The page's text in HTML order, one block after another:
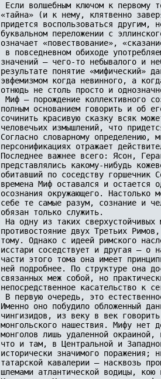
Если волшебным ключом к первому
«тайна» (и к нему, клятвенно
придется воспользоваться
буквальном переложении с
означает «повествование»,
в повседневном обиходе
значений — чего-то небывалого и
результате понятие «мифический»
эвфемизмом когда невинного, а
отнюдь не столь просто и
Миф — порождение коллективного
полным основанием говорить и об
сочинить красивую сказку всяк
человечьих измышлений, что
Согласно словарному определению,
персонификациях отражает
Последнее важнее всего: Ясон,
представлялись какому-нибудь
обитавший по соседству
времена Миф оставался и остается
осознания окружающего. Настолько
себе те самые разум, сознание и
обязан только служить.
На одну из таких
противостояние двух Третьих
тому. Однако с идеей римского
исстари соседствует и другая — о
части этого тома она имеет
ней подробнее. По структуре она
связанных меж собой, но
непосредственное касательство к
В первую очередь, это
Именно оно побудило обложенный
чингизидов, из веку в век
монгольского нашествия. Мифу
монголов лишь удаленной
что и там, в Центральной и
исторически значимого
татарской кавалерии — насквозь
шлемами атлантической водицы,